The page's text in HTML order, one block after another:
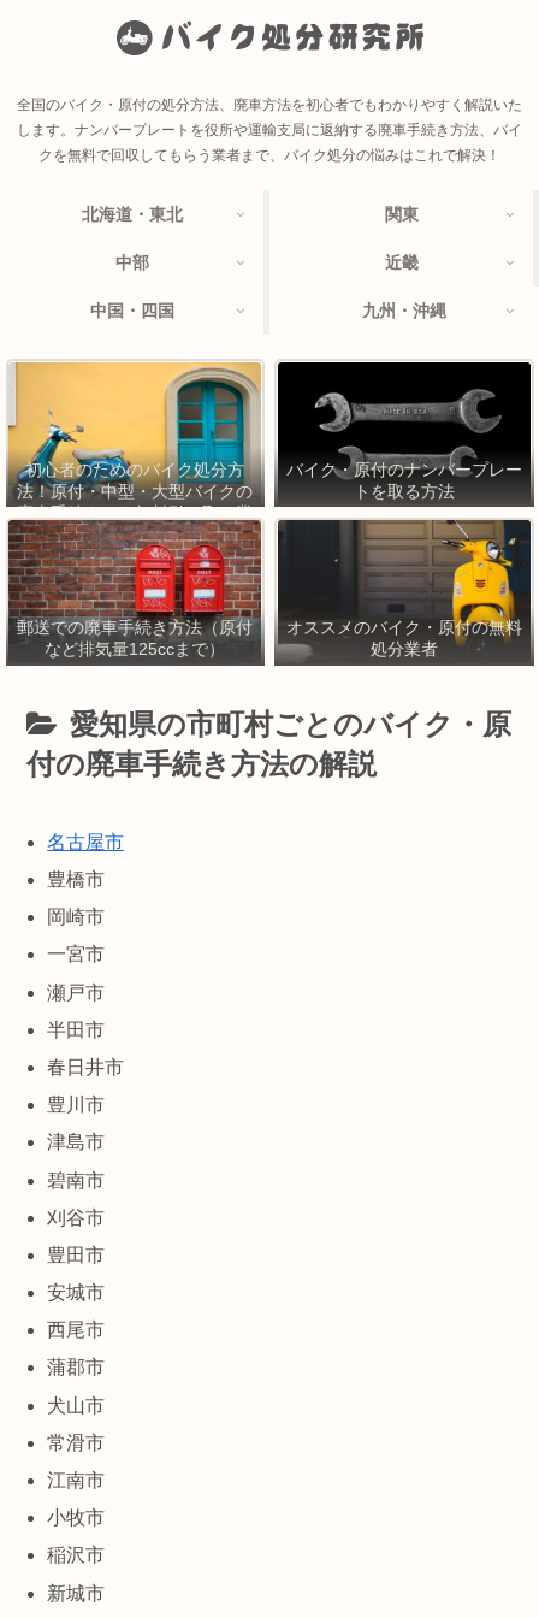
全国のバイク・原付の処分方法、廃車方法を初心者でもわかりやすく解説いた
します。ナンバープレートを役所や運輸支局に返納する廃車手続き方法、バイ
クを無料で回収してもらう業者まで、バイク処分の悩みはこれで解決！
北海道・東北 関東
中部 近畿
中国・四国 九州・沖縄
初心者のためのバイク処分方
法！原付・中型・大型バイクの
廃車手続きから無料引き取り業
者まで
バイク・原付のナンバープレー
トを取る方法
郵送での廃車手続き方法（原付
など排気量125ccまで）
オススメのバイク・原付の無料
処分業者
愛知県の市町村ごとのバイク・原
付の廃車手続き方法の解説
名古屋市
豊橋市
岡崎市
一宮市
瀬戸市
半田市
春日井市
豊川市
津島市
碧南市
刈谷市
豊田市
安城市
西尾市
蒲郡市
犬山市
常滑市
江南市
小牧市
稲沢市
新城市